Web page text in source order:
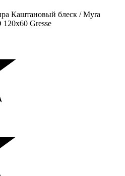
Каштановый блеск / Myra
Gresse